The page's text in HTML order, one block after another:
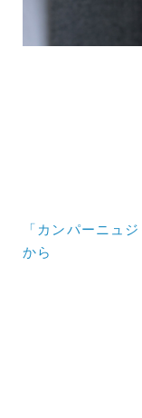
「カンパーニュ
から